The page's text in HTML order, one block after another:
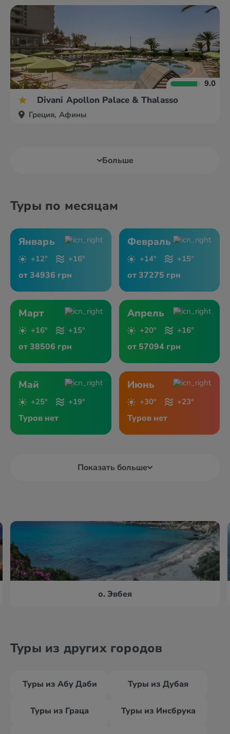
9.0
Divani Apollon Palace & Thalasso
Греция, Афины
Больше
Туры по месяцам
Январь
+12° +16°
от 34936 грн
Февраль
+14° +15°
от 37275 грн
Март
+16° +15°
от 38506 грн
Апрель
+20° +16°
от 57094 грн
Май
+25° +19°
Туров нет
Июнь
+30° +23°
Туров нет
Показать больше
о. Эвбея
Туры из других городов
Туры из Абу Даби Туры из Дубая
Туры из Граца Туры из Инсбрука